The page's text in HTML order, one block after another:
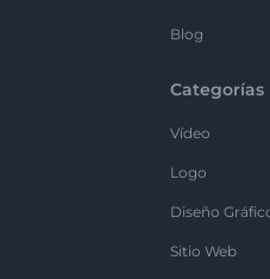
Blog
Categorías
Vídeo
Logo
Diseño
Sitio Web